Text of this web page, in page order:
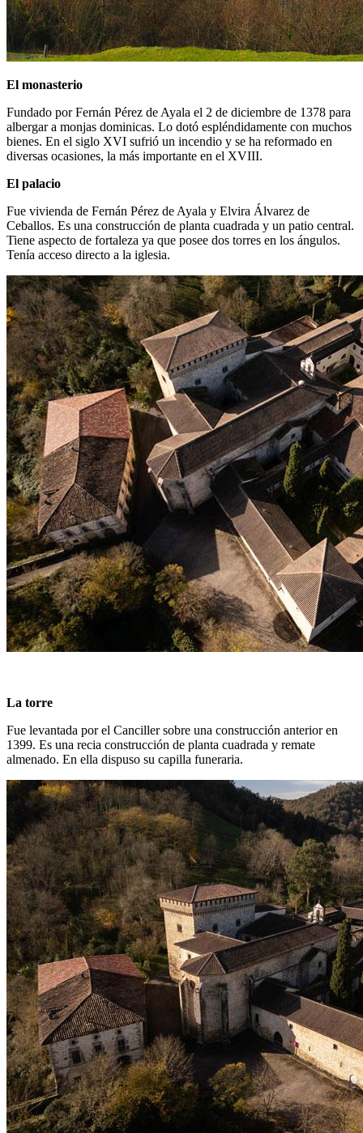
El monasterio
Fundado por Fernán Pérez de Ayala el 2 de diciembre de 1378 para
albergar a monjas dominicas. Lo dotó espléndidamente con muchos
bienes. En el siglo XVI sufrió un incendio y se ha reformado en
diversas ocasiones, la más importante en el XVIII.
El palacio
Fue vivienda de Fernán Pérez de Ayala y Elvira Álvarez de
Ceballos. Es una construcción de planta cuadrada y un patio central.
Tiene aspecto de fortaleza ya que posee dos torres en los ángulos.
Tenía acceso directo a la iglesia.
La torre
Fue levantada por el Canciller sobre una construcción anterior en
1399. Es una recia construcción de planta cuadrada y remate
almenado. En ella dispuso su capilla funeraria.